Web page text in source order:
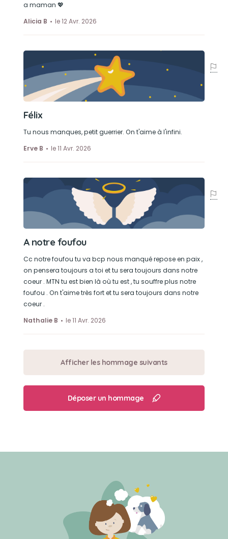
a maman 💖
Alicia B
le 12 Avr. 2026
Félix
​Tu nous manques, petit guerrier. On t'aime à l'infini.
Erve B
le 11 Avr. 2026
A notre foufou
Cc notre foufou tu va bcp nous manqué repose en paix ,
on pensera toujours a toi et tu sera toujours dans notre
coeur . MTN tu est bien là où tu est , tu souffre plus notre
foufou . On t'aime très fort et tu sera toujours dans notre
coeur .
Nathalie B
le 11 Avr. 2026
Afficher les hommage suivants
Déposer un hommage